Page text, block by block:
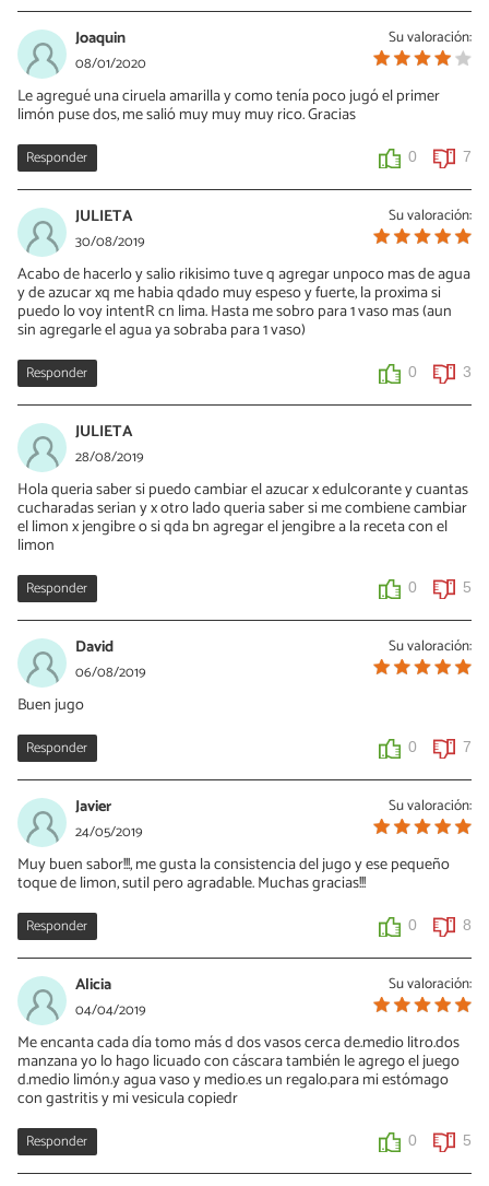
Su valoración:
Joaquin
08/01/2020
Le agregué una ciruela amarilla y como tenía poco jugó el primer
limón puse dos, me salió muy muy muy rico. Gracias
Responder 0 7
Su valoración:
JULIETA
30/08/2019
Acabo de hacerlo y salio rikisimo tuve q agregar unpoco mas de agua
y de azucar xq me habia qdado muy espeso y fuerte, la proxima si
puedo lo voy intentR cn lima. Hasta me sobro para 1 vaso mas (aun
sin agregarle el agua ya sobraba para 1 vaso)
Responder 0 3
JULIETA
28/08/2019
Hola queria saber si puedo cambiar el azucar x edulcorante y cuantas
cucharadas serian y x otro lado queria saber si me combiene cambiar
el limon x jengibre o si qda bn agregar el jengibre a la receta con el
limon
Responder 0 5
Su valoración:
David
06/08/2019
Buen jugo
Responder 0 7
Su valoración:
Javier
24/05/2019
Muy buen sabor!!!, me gusta la consistencia del jugo y ese pequeño
toque de limon, sutil pero agradable. Muchas gracias!!!
Responder 0 8
Su valoración:
Alicia
04/04/2019
Me encanta cada día tomo más d dos vasos cerca de.medio litro.dos
manzana yo lo hago licuado con cáscara también le agrego el juego
d.medio limón.y agua vaso y medio.es un regalo.para mi estómago
con gastritis y mi vesicula copiedr
Responder 0 5